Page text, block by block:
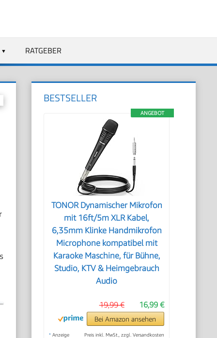
RATGEBER
BESTSELLER
ANGEBOT
TONOR Dynamischer Mikrofon
mit 16ft/5m XLR Kabel,
6,35mm Klinke Handmikrofon
Microphone kompatibel mit
Karaoke Maschine, für Bühne,
Studio, KTV & Heimgebrauch
Audio
16,99 €
19,99 €
Bei Amazon ansehen
* Anzeige Preis inkl. MwSt., zzgl. Versandkosten